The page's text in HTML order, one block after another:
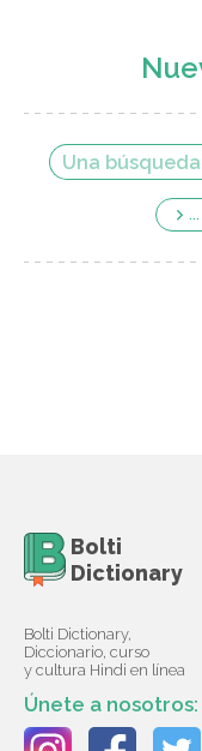
Bolti
Dictionary
Bolti Dictionary,
Diccionario, curso
y cultura Hindi en línea
Únete a nosotros: